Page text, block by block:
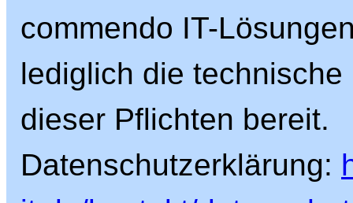
commendo IT-
lediglich die
dieser Pflichten bereit.
Datenschutzerklärung: